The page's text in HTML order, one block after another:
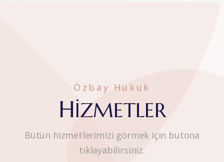
Özbay Hukuk
HIZMETLER
Bütün hizmetlerimizi görmek için butona
tıklayabilirsiniz.